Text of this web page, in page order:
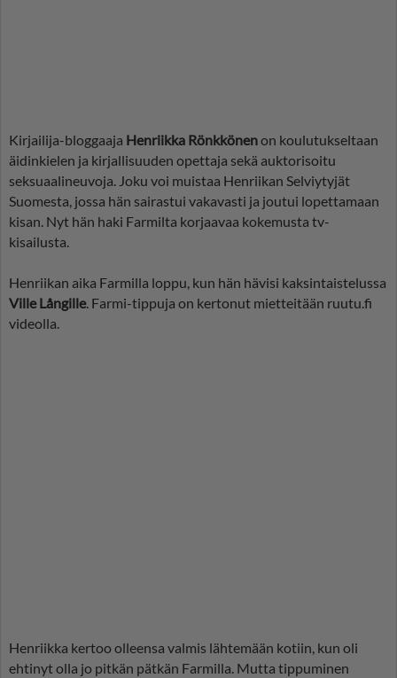
Kirjailija-bloggaaja Henriikka Rönkkönenon koulutukseltaan
äidinkielen ja kirjallisuuden opettaja sekä auktorisoitu
seksuaalineuvoja. Joku voi muistaa Henriikan Selviytyjät
Suomesta, jossa hän sairastui vakavasti ja joutui lopettamaan
kisan. Nyt hän haki Farmilta korjaavaa kokemusta tv-
kisailusta.
Henriikan aika Farmilla loppu, kun hän hävisi kaksintaistelussa
Ville Långille. Farmi-tippuja on kertonut mietteitään ruutu.fi
videolla.
Henriikka kertoo olleensa valmis lähtemään kotiin, kun oli
ehtinyt olla jo pitkän pätkän Farmilla. Mutta tippuminen